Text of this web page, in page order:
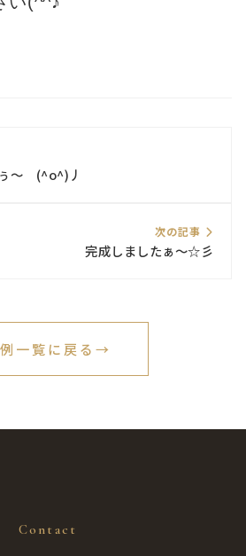
～ (^o^)丿
次の記事
完成しましたぁ～☆彡
一覧に戻る →
Contact